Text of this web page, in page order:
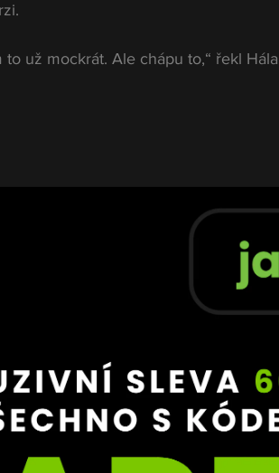
už mockrát. Ale chápu to,“ řekl